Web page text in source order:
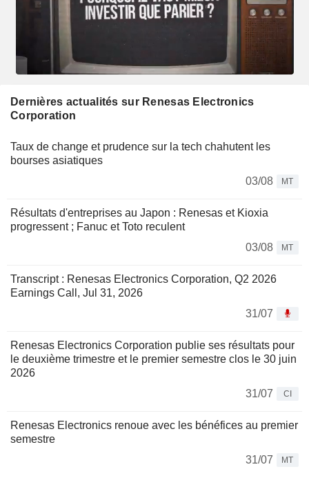
Dernières actualités sur Renesas Electronics
Corporation
Taux de change et prudence sur la tech chahutent les
bourses asiatiques
03/08
MT
Résultats d'entreprises au Japon : Renesas et Kioxia
progressent ; Fanuc et Toto reculent
03/08
MT
Transcript : Renesas Electronics Corporation, Q2 2026
Earnings Call, Jul 31, 2026
31/07
Renesas Electronics Corporation publie ses résultats pour
le deuxième trimestre et le premier semestre clos le 30 juin
2026
31/07
CI
Renesas Electronics renoue avec les bénéfices au premier
semestre
31/07
MT